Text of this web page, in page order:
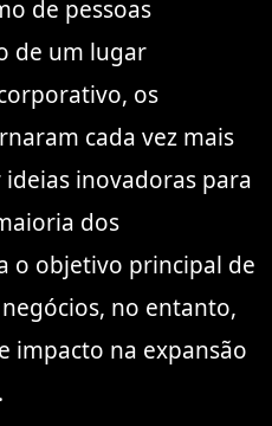
de pessoas
de um lugar
os
cada vez mais
inovadoras para
dos
o objetivo principal de
no entanto,
impacto na expansão
.